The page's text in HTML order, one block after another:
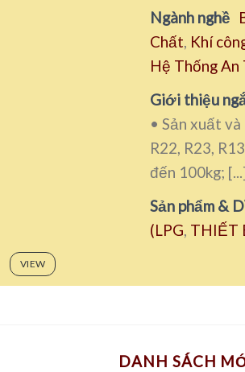
Ngành nghề
Chất Khí
Hệ Thống An
Giới thiệu
• Sản xuất
R22, R23,
đến 100kg;
Sản phẩm &
(LPG THIẾT
VIEW
DANH SÁCH